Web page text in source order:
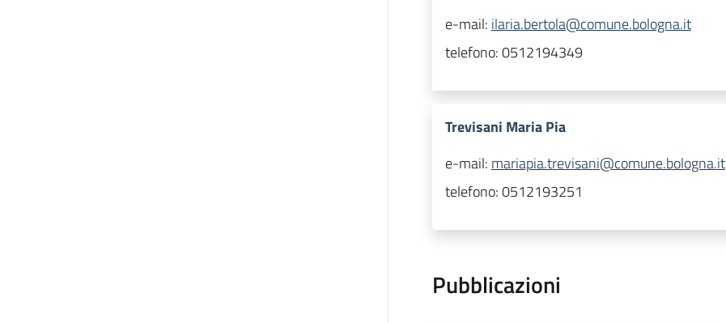
e-mail: ilaria.bertola@comune.bologna.it
telefono:0512194349
Trevisani Maria Pia
e-mail: mariapia.trevisani@comune.bologna.it
telefono:0512193251
Pubblicazioni